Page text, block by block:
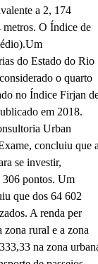
a 2, 174
metros. O Índice de
do Estado do Rio
o quarto
no Índice Firjan
em 2018.
Urban
concluiu que
se investir,
306 pontos. Um
que dos 64 602
A renda per
zona rural e a zona
na zona